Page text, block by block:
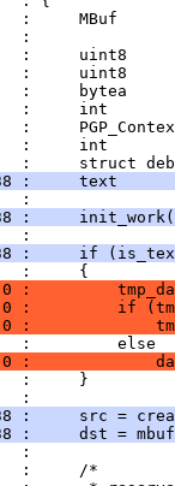
:     MBuf
:
:     uint8
:     uint8
:     bytea
:     int
:
:     int
:     struct
:     text
:
:
:
:     if
:     {
:
:         if
:
:         else
:
:     }
:
:     src =
:     dst =
:
:     /*